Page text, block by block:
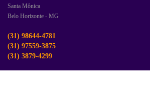
Santa Mônica
Belo Horizonte - MG
(31) 98644-4781
(31) 97559-3875
(31) 3879-4299